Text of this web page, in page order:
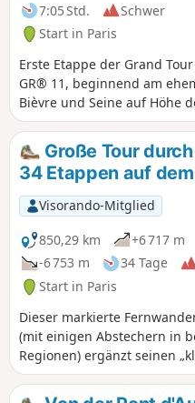
7:05 Std.
Schwer
Start in Paris
Erste Etappe der Grand
GR® 11, beginnend am
Bièvre und Seine auf Höhe
zum Bahnhof Massy-
Sie besteht aus der
Tals, in dem der Fluss
aber aufgrund von
oberirdisch zu sehen ist.
Große Tour
34 Etappen auf dem
Visorando-Mitglied
850,29 km
+6 717 m
-6 753 m
34 Tage
Start in Paris
Dieser markierte
(mit einigen Abstechern in
Regionen) ergänzt seinen
indem er eine Schleife um
Regel etwas größer ist. Er